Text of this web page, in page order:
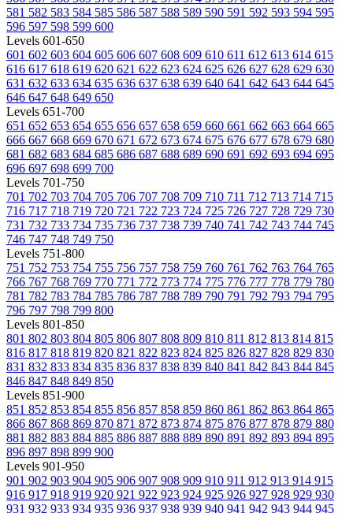
581 582 583 584 585 586 587 588 589 590 591 592 593 594 595
596 597 598 599 600
Levels 601-650
601 602 603 604 605 606 607 608 609 610 611 612 613 614 615
616 617 618 619 620 621 622 623 624 625 626 627 628 629 630
631 632 633 634 635 636 637 638 639 640 641 642 643 644 645
646 647 648 649 650
Levels 651-700
651 652 653 654 655 656 657 658 659 660 661 662 663 664 665
666 667 668 669 670 671 672 673 674 675 676 677 678 679 680
681 682 683 684 685 686 687 688 689 690 691 692 693 694 695
696 697 698 699 700
Levels 701-750
701 702 703 704 705 706 707 708 709 710 711 712 713 714 715
716 717 718 719 720 721 722 723 724 725 726 727 728 729 730
731 732 733 734 735 736 737 738 739 740 741 742 743 744 745
746 747 748 749 750
Levels 751-800
751 752 753 754 755 756 757 758 759 760 761 762 763 764 765
766 767 768 769 770 771 772 773 774 775 776 777 778 779 780
781 782 783 784 785 786 787 788 789 790 791 792 793 794 795
796 797 798 799 800
Levels 801-850
801 802 803 804 805 806 807 808 809 810 811 812 813 814 815
816 817 818 819 820 821 822 823 824 825 826 827 828 829 830
831 832 833 834 835 836 837 838 839 840 841 842 843 844 845
846 847 848 849 850
Levels 851-900
851 852 853 854 855 856 857 858 859 860 861 862 863 864 865
866 867 868 869 870 871 872 873 874 875 876 877 878 879 880
881 882 883 884 885 886 887 888 889 890 891 892 893 894 895
896 897 898 899 900
Levels 901-950
901 902 903 904 905 906 907 908 909 910 911 912 913 914 915
916 917 918 919 920 921 922 923 924 925 926 927 928 929 930
931 932 933 934 935 936 937 938 939 940 941 942 943 944 945